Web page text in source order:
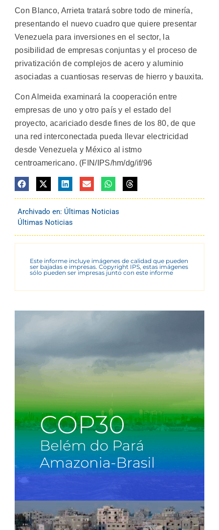
Con Blanco, Arrieta tratará sobre todo de minería,
presentando el nuevo cuadro que quiere presentar
Venezuela para inversiones en el sector, la
posibilidad de empresas conjuntas y el proceso de
privatización de complejos de acero y aluminio
asociadas a cuantiosas reservas de hierro y bauxita.
Con Almeida examinará la cooperación entre
empresas de uno y otro país y el estado del
proyecto, acariciado desde fines de los 80, de que
una red interconectada pueda llevar electricidad
desde Venezuela y México al istmo
centroamericano. (FIN/IPS/hm/dg/if/96
Archivado en: Últimas Noticias
Últimas Noticias
Este informe incluye imágenes de calidad que pueden
ser bajadas e impresas. Copyright IPS, estas imágenes
sólo pueden ser impresas junto con este informe